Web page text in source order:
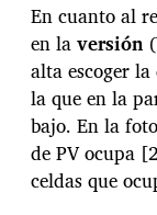
En cuanto al
en laversión
alta escoger la
la que en la
bajo. En la
de PV ocupa
celdas que